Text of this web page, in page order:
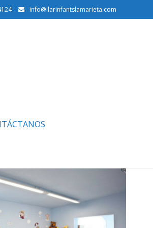
info@llarinfantslamarieta.com